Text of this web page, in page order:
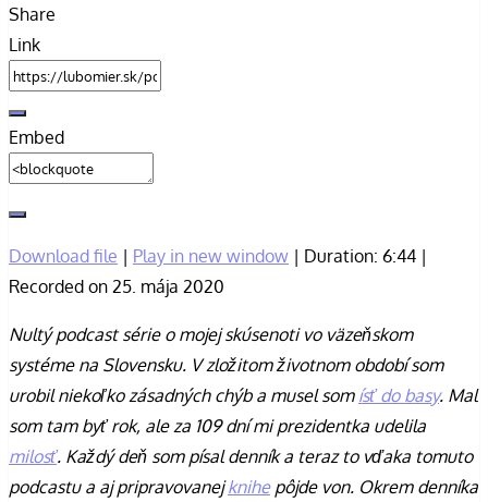
Share
Link
Embed
Download file | Play in new window | Duration: 6:44 |
Recorded on 25. mája 2020
Nultý podcast série o mojej skúsenoti vo väzeňskom
systéme na Slovensku. V zložitom životnom období som
urobil niekoľko zásadných chýb a musel som ísť do basy. Mal
som tam byť rok, ale za 109 dní mi prezidentka udelila
milosť. Každý deň som písal denník a teraz to vďaka tomuto
podcastu a aj pripravovanejknihepôjde von. Okrem denníka